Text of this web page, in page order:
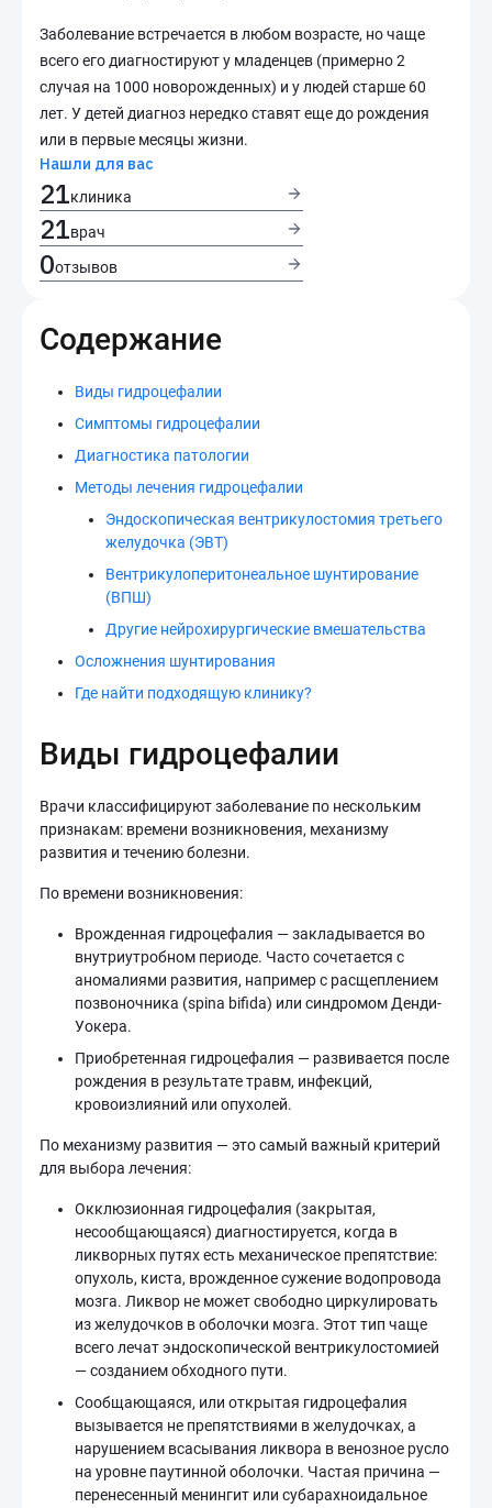
Заболевание встречается в любом возрасте, но чаще
всего его диагностируют у младенцев (примерно 2
случая на 1000 новорожденных) и у людей старше 60
лет. У детей диагноз нередко ставят еще до рождения
или в первые месяцы жизни.
Нашли для вас
21клиника
21врач
0отзывов
Содержание
Виды гидроцефалии
Симптомы гидроцефалии
Диагностика патологии
Методы лечения гидроцефалии
Эндоскопическая вентрикулостомия третьего
желудочка (ЭВТ)
Вентрикулоперитонеальное шунтирование
(ВПШ)
Другие нейрохирургические вмешательства
Осложнения шунтирования
Где найти подходящую клинику?
Виды гидроцефалии
Врачи классифицируют заболевание по нескольким
признакам: времени возникновения, механизму
развития и течению болезни.
По времени возникновения:
Врожденная гидроцефалия — закладывается во
внутриутробном периоде. Часто сочетается с
аномалиями развития, например с расщеплением
позвоночника (spina bifida) или синдромом Денди-
Уокера.
Приобретенная гидроцефалия — развивается после
рождения в результате травм, инфекций,
кровоизлияний или опухолей.
По механизму развития — это самый важный критерий
для выбора лечения:
Окклюзионная гидроцефалия (закрытая,
несообщающаяся) диагностируется, когда в
ликворных путях есть механическое препятствие:
опухоль, киста, врожденное сужение водопровода
мозга. Ликвор не может свободно циркулировать
из желудочков в оболочки мозга. Этот тип чаще
всего лечат эндоскопической вентрикулостомией
— созданием обходного пути.
Сообщающаяся, или открытая гидроцефалия
вызывается не препятствиями в желудочках, а
нарушением всасывания ликвора в венозное русло
на уровне паутинной оболочки. Частая причина —
перенесенный менингит или субарахноидальное